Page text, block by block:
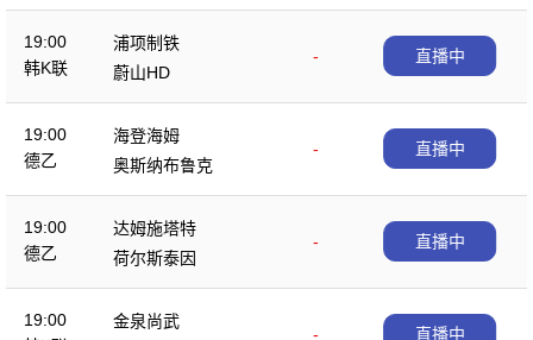
19:00
韩K联
浦项制铁
-
蔚山HD
直播中
19:00
德乙
海登海姆
-
奥斯纳布鲁克
直播中
19:00
德乙
达姆施塔特
-
荷尔斯泰因
直播中
19:00
金泉尚武
-
直播中